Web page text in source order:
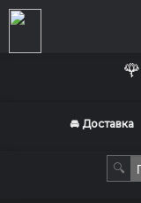
🌹
🚘 Доставка
🔍